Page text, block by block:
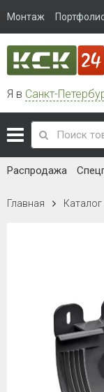
Монтаж
Я в Санкт-
Распродажа
Главная Каталог